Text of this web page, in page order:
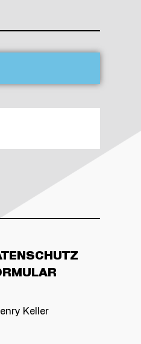
Keller